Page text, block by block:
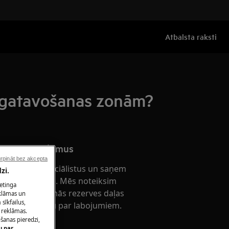
Atbalsta raksti
zonām?
pakalpojumus
servisa speciālistus un saņem
remontu. Mēs noteiksim
nepieciešamās rezerves daļas
fiksētu cenu par labojumiem.
un
pieredzi,
bez akcepta